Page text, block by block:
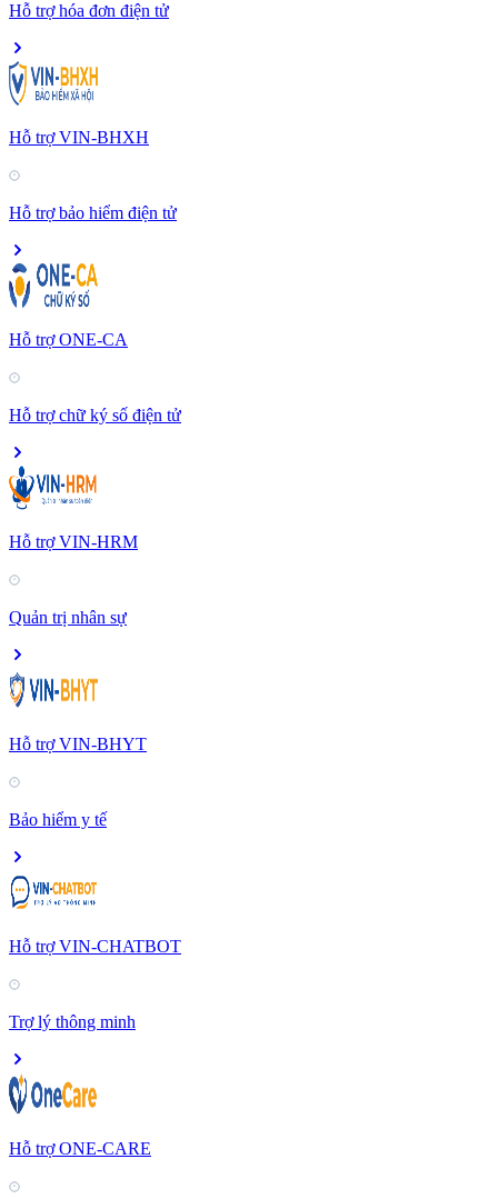
Hỗ trợ hóa đơn điện tử
Hỗ trợ VIN-BHXH
Hỗ trợ bảo hiểm điện tử
Hỗ trợ ONE-CA
Hỗ trợ chữ ký số điện tử
Hỗ trợ VIN-HRM
Quản trị nhân sự
Hỗ trợ VIN-BHYT
Bảo hiểm y tế
Hỗ trợ VIN-CHATBOT
Trợ lý thông minh
Hỗ trợ ONE-CARE